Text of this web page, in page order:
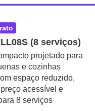
(8 serviços)
projetado para
e cozinhas
espaço reduzido,
acessível e
8 serviços